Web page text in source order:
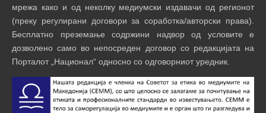
мрежа како и од неколку медиумски издавачи од регионот
(преку регулирани договори за соработка/авторски права).
Бесплатно преземање содржини надвор од условите е
дозволено само во непосреден договор со редакцијата на
Порталот „Национал“ односно со одговорниот уредник.